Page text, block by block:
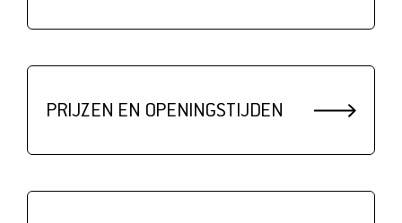
PRIJZEN EN OPENINGSTIJDEN